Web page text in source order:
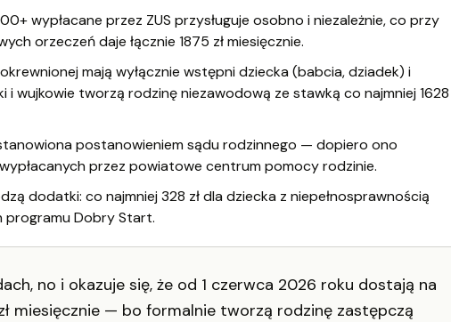
wypłacane przez ZUS przysługuje osobno i niezależnie, co przy
orzeczeń daje łącznie 1875 zł miesięcznie.
mają wyłącznie wstępni dziecka (babcia, dziadek) i
i wujkowie tworzą rodzinę niezawodową ze stawką co najmniej 1628
postanowieniem sądu rodzinnego — dopiero ono
przez powiatowe centrum pomocy rodzinie.
dodatki: co najmniej 328 zł dla dziecka z niepełnosprawnością
programu Dobry Start.
no i okazuje się, że od 1 czerwca 2026 roku dostają na
miesięcznie — bo formalnie tworzą rodzinę zastępczą